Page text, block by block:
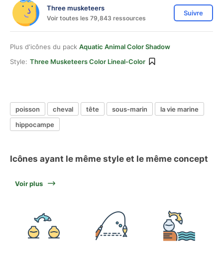
Three musketeers
Voir toutes les 79,843 ressources
Suivre
Plus d'icônes du pack Aquatic Animal Color Shadow
Style: Three Musketeers Color Lineal-Color
poisson cheval tête sous-marin
la vie marine
hippocampe
Icônes ayant le même style et le même concept
Voir plus